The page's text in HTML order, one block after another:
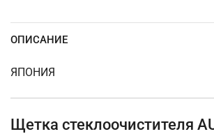
ОПИСАНИЕ
ЯПОНИЯ
Щетка стеклоочистителя